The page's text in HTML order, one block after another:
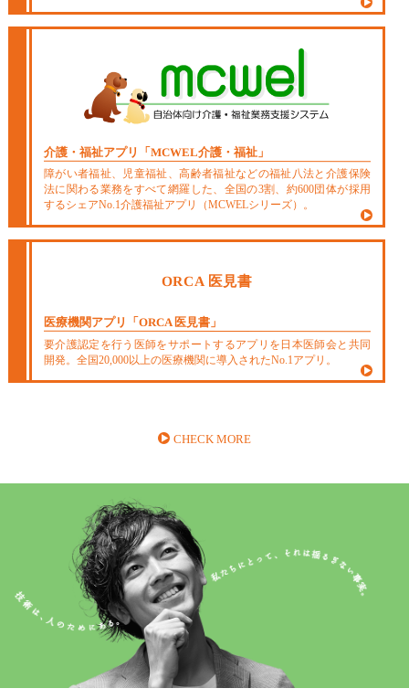
介護・福祉アプリ 「MCWEL介護・福祉」
障がい者福祉、児童福祉、高齢者福祉などの福祉八法と介護保険
法に関わる業務をすべて網羅した、全国の3割、約600団体が採用
するシェアNo.1介護福祉アプリ（MCWELシリーズ）。
ORCA 医見書
医療機関アプリ 「ORCA 医見書」
要介護認定を行う医師をサポートするアプリを日本医師会と共同
開発。全国20,000以上の医療機関に導入されたNo.1アプリ。
CHECK MORE